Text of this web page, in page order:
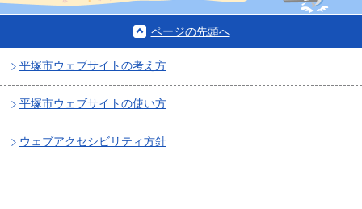
ページの先頭へ
平塚市ウェブサイトの考え方
平塚市ウェブサイトの使い方
ウェブアクセシビリティ方針